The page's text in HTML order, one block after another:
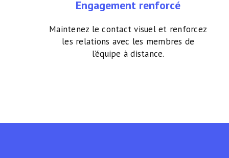
Engagement renforcé
Maintenez le contact visuel et renforcez
les relations avec les membres de
l’équipe à distance.